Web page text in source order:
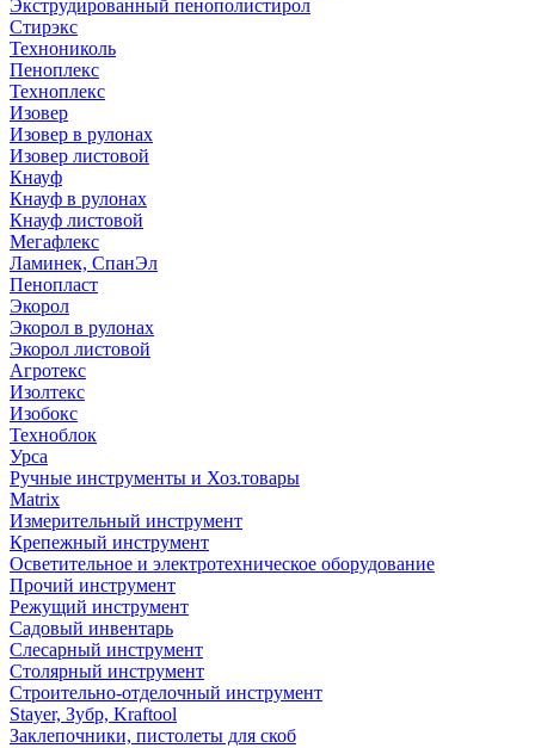
Экструдированный пенополистирол
Стирэкс
Технониколь
Пеноплекс
Техноплекс
Изовер
Изовер в рулонах
Изовер листовой
Кнауф
Кнауф в рулонах
Кнауф листовой
Мегафлекс
Ламинек, СпанЭл
Пенопласт
Экорол
Экорол в рулонах
Экорол листовой
Агротекс
Изолтекс
Изобокс
Техноблок
Урса
Ручные инструменты и Хоз.товары
Matrix
Измерительный инструмент
Крепежный инструмент
Осветительное и электротехническое оборудование
Прочий инструмент
Режущий инструмент
Садовый инвентарь
Слесарный инструмент
Столярный инструмент
Строительно-отделочный инструмент
Stayer, Зубр, Kraftool
Заклепочники, пистолеты для скоб